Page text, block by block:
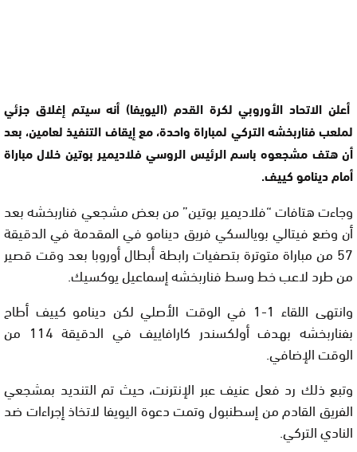
أعلن الاتحاد الأوروبي لكرة القدم (اليويفا) أنه سيتم إغلاق جزئي
لملعب فناربخشه التركي لمباراة واحدة، مع إيقاف التنفيذ لعامين، بعد
أن هتف مشجعوه باسم الرئيس الروسي فلاديمير بوتين خلال مباراة
أمام دينامو كييف.
وجاءت هتافات “فلاديمير بوتين” من بعض مشجعي فناربخشه بعد
أن وضع فيتالي بويالسكي فريق دينامو في المقدمة في الدقيقة
57 من مباراة متوترة بتصفيات رابطة أبطال أوروبا بعد وقت قصير
من طرد لاعب خط وسط فناربخشه إسماعيل يوكسيك.
وانتهى اللقاء 1-1 في الوقت الأصلي لكن دينامو كييف أطاح
بفناربخشه بهدف أولكسندر كارافاييف في الدقيقة 114 من
الوقت الإضافي.
وتبع ذلك رد فعل عنيف عبر الإنترنت، حيث تم التنديد بمشجعي
الفريق القادم من إسطنبول وتمت دعوة اليويفا لاتخاذ إجراءات ضد
النادي التركي.